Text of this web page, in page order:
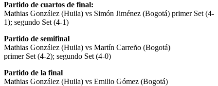
Partido de cuartos de final:
Mathias González (Huila) vs Simón Jiménez (Bogotá) primer Set (4-
1); segundo Set (4-1)
Partido de semifinal
Mathias González (Huila) vs Martín Carreño (Bogotá)
primer Set (4-2); segundo Set (4-0)
Partido de la final
Mathias González (Huila) vs Emilio Gómez (Bogotá)